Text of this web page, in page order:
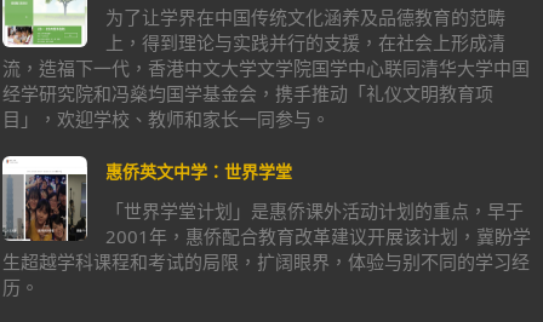
为了让学界在中国传统文化涵养及品德教育的范畴
上，得到理论与实践并行的支援，在社会上形成清
流，造福下一代，香港中文大学文学院国学中心联同清华大学中国
经学研究院和冯燊均国学基金会，携手推动「礼仪文明教育项
目」，欢迎学校、教师和家长一同参与。
惠侨英文中学：世界学堂
「世界学堂计划」是惠侨课外活动计划的重点，早于
2001年，惠侨配合教育改革建议开展该计划，冀盼学
生超越学科课程和考试的局限，扩阔眼界，体验与别不同的学习经
历。